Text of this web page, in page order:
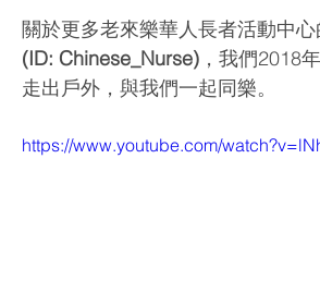
關於更多老來樂華人長者活動中
(ID: Chinese_Nurse) ，我們2018
走出戶外，與我們一起同樂。
https://www.youtube.com/